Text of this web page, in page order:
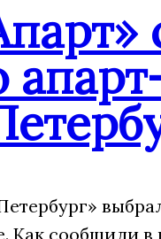
Как сообщили в